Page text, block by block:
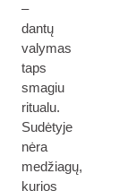
–
dantų
valymas
taps
smagiu
ritualu.
Sudėtyje
nėra
medžiagų,
kurios